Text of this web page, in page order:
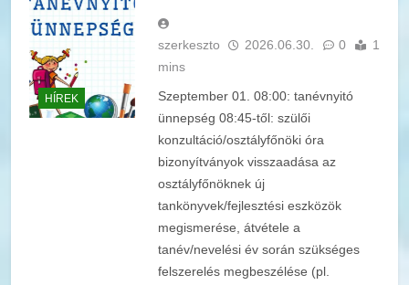
HÍREK
szerkeszto 2026.06.30. 0
1
mins
Szeptember 01. 08:00: tanévnyitó
ünnepség 08:45-től: szülői
konzultáció/osztályfőnöki óra
bizonyítványok visszaadása az
osztályfőnöknek új
tankönyvek/fejlesztési eszközök
megismerése, átvétele a
tanév/nevelési év során szükséges
felszerelés megbeszélése (pl.